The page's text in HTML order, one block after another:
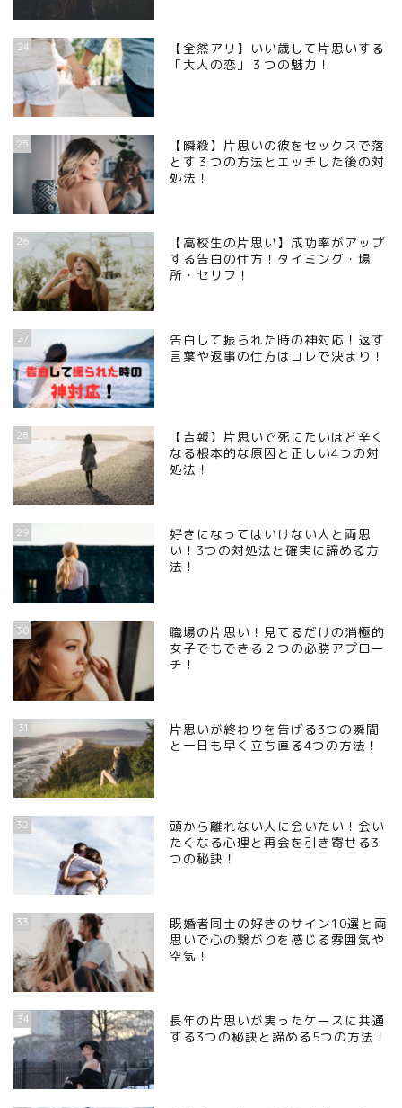
24
【全然アリ】いい歳して片思いする
「大人の恋」３つの魅力！
25
【瞬殺】片思いの彼をセックスで落
とす３つの方法とエッチした後の対
処法！
26
【高校生の片思い】成功率がアップ
する告白の仕方！タイミング・場
所・セリフ！
27
告白して振られた時の神対応！返す
言葉や返事の仕方はコレで決まり！
28
【吉報】片思いで死にたいほど辛く
なる根本的な原因と正しい4つの対
処法！
29
好きになってはいけない人と両思
い！3つの対処法と確実に諦める方
法！
30
職場の片思い！見てるだけの消極的
女子でもできる２つの必勝アプロー
チ！
31
片思いが終わりを告げる3つの瞬間
と一日も早く立ち直る4つの方法！
32
頭から離れない人に会いたい！会い
たくなる心理と再会を引き寄せる3
つの秘訣！
33
既婚者同士の好きのサイン10選と両
思いで心の繋がりを感じる雰囲気や
空気！
34
長年の片思いが実ったケースに共通
する3つの秘訣と諦める5つの方法！